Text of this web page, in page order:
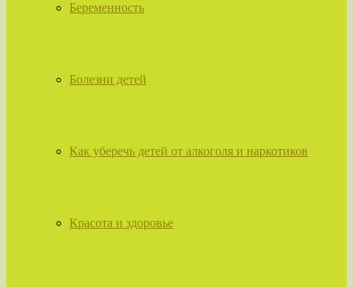
Беременность
Болезни детей
Как уберечь детей от алкоголя и наркотиков
Красота и здоровье